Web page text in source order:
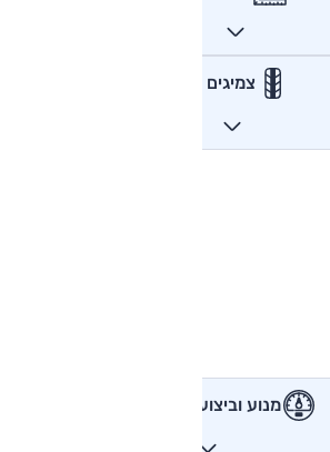
צמיגים
מנוע וביצועים